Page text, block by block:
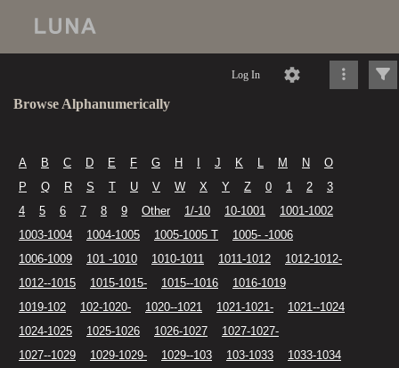
Log In
Browse Alphanumerically
A B C D E F G H J K L M N
O
P
Q R S T U V W X Y Z 0 1 2
3
4
5 6 7 8 9 Other 1/-10 10-1001
1001-1002
1003-1004
1004-1005 1005-1005 T
1005- -1006
1006-1009
101 -1010 1010-1011 1011-1012
1012-1012-
1012--1015
1015-1015- 1015--1016
1016-1019
1019-102
102-1020- 1020--1021 1021-1021-
1021--1024
1024-1025
1025-1026 1026-1027
1027-1027-
1027--1029
1029-1029- 1029--103 103-1033
1033-1034